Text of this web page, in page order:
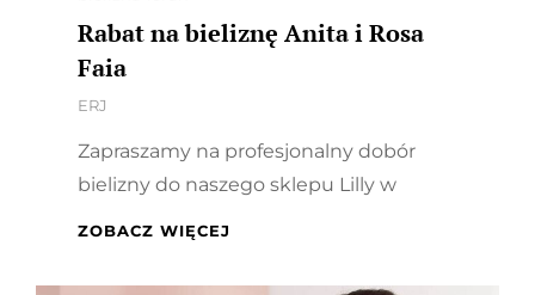
Rabat na bieliznę Anita i Rosa
Faia
By
ERJ
Zapraszamy na profesjonalny dobór
bielizny do naszego sklepu Lilly w
ZOBACZ WIĘCEJ